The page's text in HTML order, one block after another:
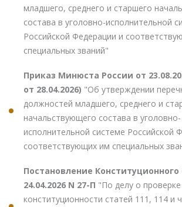
младшего, среднего и старшего
состава в уголовно-исполнительной
Российской Федерации и
специальных званий"
Приказ Минюста России от
от 28.04.2026) "Об утверждении
должностей младшего, среднего и
начальствующего состава в уголовно-
исполнительной системе Российской
соответствующих им специальных
Постановление
24.04.2026 N 27-П "По делу о проверке
конституционности статей 111, 114 и